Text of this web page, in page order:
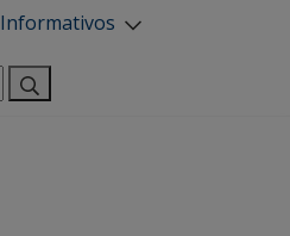
Informativos